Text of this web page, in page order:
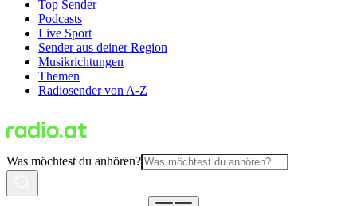
Top Sender
Podcasts
Live Sport
Sender aus deiner Region
Musikrichtungen
Themen
Radiosender von A-Z
Was möchtest du anhören?